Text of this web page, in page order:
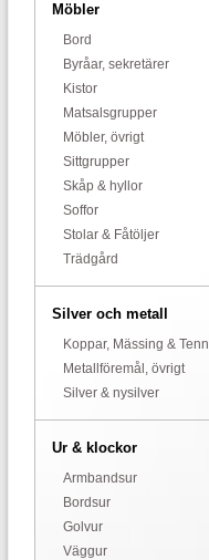
Möbler
Bord
Byråar, sekretärer
Kistor
Matsalsgrupper
Möbler, övrigt
Sittgrupper
Skåp & hyllor
Soffor
Stolar & Fåtöljer
Trädgård
Silver och metall
Koppar, Mässing & Tenn
Metallföremål, övrigt
Silver & nysilver
Ur & klockor
Armbandsur
Bordsur
Golvur
Väggur